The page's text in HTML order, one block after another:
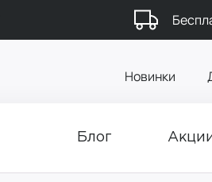
Новинки
Блог